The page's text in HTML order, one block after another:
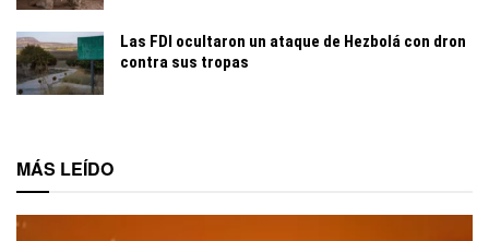
Las FDI ocultaron un ataque de Hezbolá con dron
contra sus tropas
MÁS LEÍDO